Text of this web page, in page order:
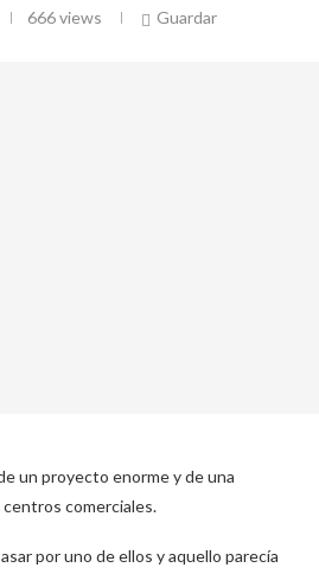
666views Guardar
un proyecto enorme y de una
centros comerciales.
por uno de ellos y aquello parecía